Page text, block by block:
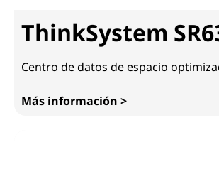
ThinkSystem
Centro de datos de espacio
Más información >